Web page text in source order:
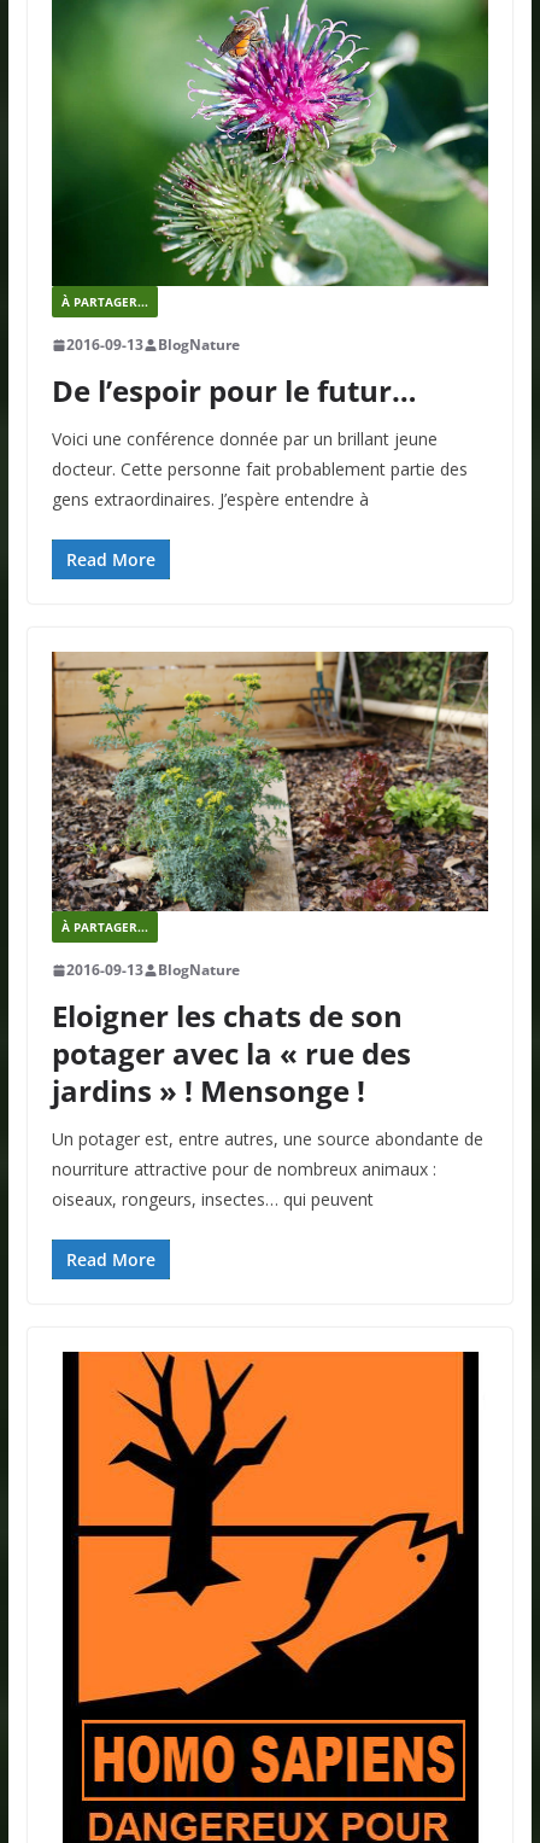
À PARTAGER...
2016-09-13 BlogNature
De l’espoir pour le futur…
Voici une conférence donnée par un brillant jeune
docteur. Cette personne fait probablement partie des
gens extraordinaires. J’espère entendre à
Read More
À PARTAGER...
2016-09-13 BlogNature
Eloigner les chats de son
potager avec la « rue des
jardins » ! Mensonge !
Un potager est, entre autres, une source abondante de
nourriture attractive pour de nombreux animaux :
oiseaux, rongeurs, insectes… qui peuvent
Read More